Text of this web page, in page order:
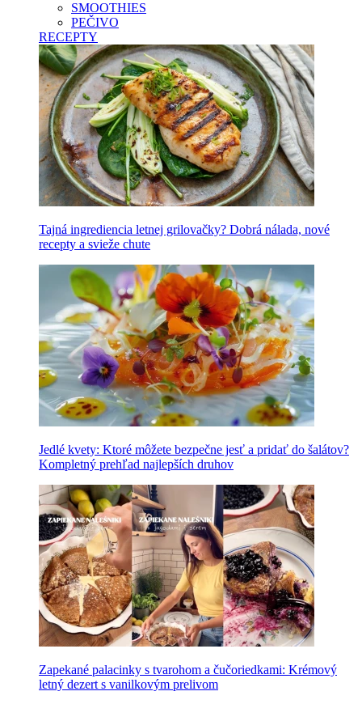
SMOOTHIES
PEČIVO
RECEPTY
Tajná ingrediencia letnej grilovačky? Dobrá nálada, nové
recepty a svieže chute
Jedlé kvety: Ktoré môžete bezpečne jesť a pridať do šalátov?
Kompletný prehľad najlepších druhov
Zapekané palacinky s tvarohom a čučoriedkami: Krémový
letný dezert s vanilkovým prelivom